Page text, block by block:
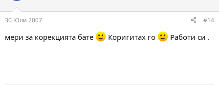
30 Юли 2007 #14
мери за корекцията бате Коригитах го Работи си .